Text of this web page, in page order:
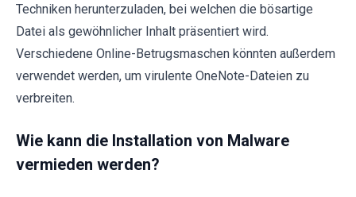
Techniken herunterzuladen, bei welchen die bösartige
Datei als gewöhnlicher Inhalt präsentiert wird.
Verschiedene Online-Betrugsmaschen könnten außerdem
verwendet werden, um virulente OneNote-Dateien zu
verbreiten.
Wie kann die Installation von Malware
vermieden werden?